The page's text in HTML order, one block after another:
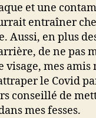
et une
entraîner
Aussi, en plus
de ne pas
visage, mes amis
le Covid
conseillé de
mes fesses.